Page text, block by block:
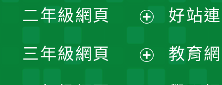
開
選
二年級網頁
開
三年級網頁
好站
教育